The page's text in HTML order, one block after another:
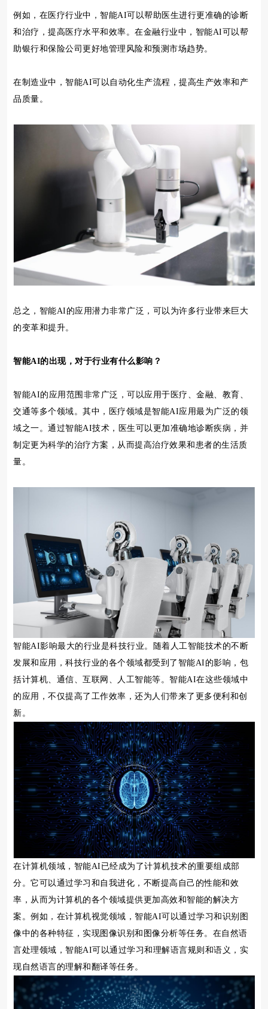
例如，在医疗行业中，智能AI可以帮助医生进行更准确的诊断
和治疗，提高医疗水平和效率。在金融行业中，智能AI可以帮
助银行和保险公司更好地管理风险和预测市场趋势。
在制造业中，智能AI可以自动化生产流程，提高生产效率和产
品质量。
总之，智能AI的应用潜力非常广泛，可以为许多行业带来巨大
的变革和提升。
智能AI的出现，对于行业有什么影响？
智能AI的应用范围非常广泛，可以应用于医疗、金融、教育、
交通等多个领域。其中，医疗领域是智能AI应用最为广泛的领
域之一。通过智能AI技术，医生可以更加准确地诊断疾病，并
制定更为科学的治疗方案，从而提高治疗效果和患者的生活质
量。
智能AI影响最大的行业是科技行业。随着人工智能技术的不断
发展和应用，科技行业的各个领域都受到了智能AI的影响，包
括计算机、通信、互联网、人工智能等。智能AI在这些领域中
的应用，不仅提高了工作效率，还为人们带来了更多便利和创
新。
在计算机领域，智能AI已经成为了计算机技术的重要组成部
分。它可以通过学习和自我进化，不断提高自己的性能和效
率，从而为计算机的各个领域提供更加高效和智能的解决方
案。例如，在计算机视觉领域，智能AI可以通过学习和识别图
像中的各种特征，实现图像识别和图像分析等任务。在自然语
言处理领域，智能AI可以通过学习和理解语言规则和语义，实
现自然语言的理解和翻译等任务。